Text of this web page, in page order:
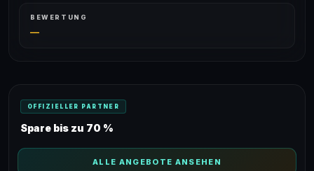
BEWERTUNG
—
OFFIZIELLER PARTNER
Spare bis zu 70 %
ALLE ANGEBOTE ANSEHEN